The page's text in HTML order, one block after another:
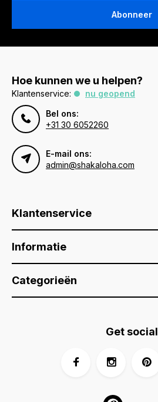
Abonneer
Hoe kunnen we u helpen?
Klantenservice:
nu geopend
Bel ons:
+31 30 6052260
E-mail ons:
admin@shakaloha.com
Klantenservice
Informatie
Categorieën
Get social